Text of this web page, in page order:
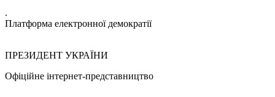
.
Платформа електронної демократії
ПРЕЗИДЕНТ УКРАЇНИ
Офіційне інтернет-представництво